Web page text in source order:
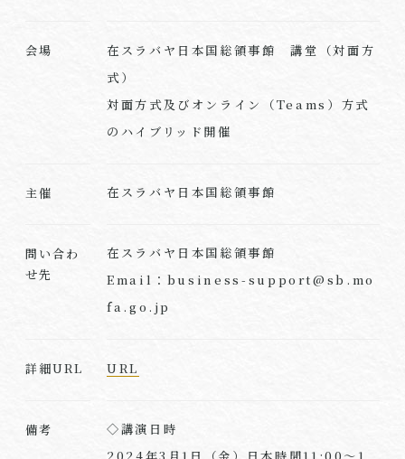
会場
在スラバヤ日本国総領事館 講堂（対面方
式）
対面方式及びオンライン（Teams）方式
のハイブリッド開催
主催 在スラバヤ日本国総領事館
問い合わ
せ先
在スラバヤ日本国総領事館
Email：business-support@sb.mo
fa.go.jp
詳細URL URL
備考
◇講演日時